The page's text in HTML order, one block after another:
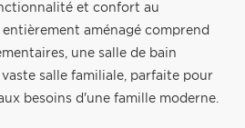
et confort au
aménagé comprend
une salle de bain
salle familiale, parfaite pour
besoins d'une famille moderne.